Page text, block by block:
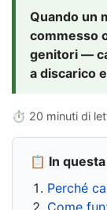
Quando un
commesso
genitori —
a discarico
⏱ 20 minuti di
📋 In
Perché
Come